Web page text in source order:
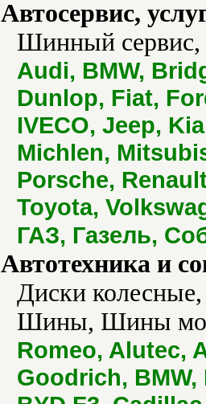
Автосервис,
Шинный
Audi, BMW,
Dunlop, Fiat,
IVECO, Jeep,
Michlen,
Porsche,
Toyota,
ГАЗ, Газель,
Автотехника и
Диски колесные,
Шины, Шины
Romeo, Alutec,
Goodrich,